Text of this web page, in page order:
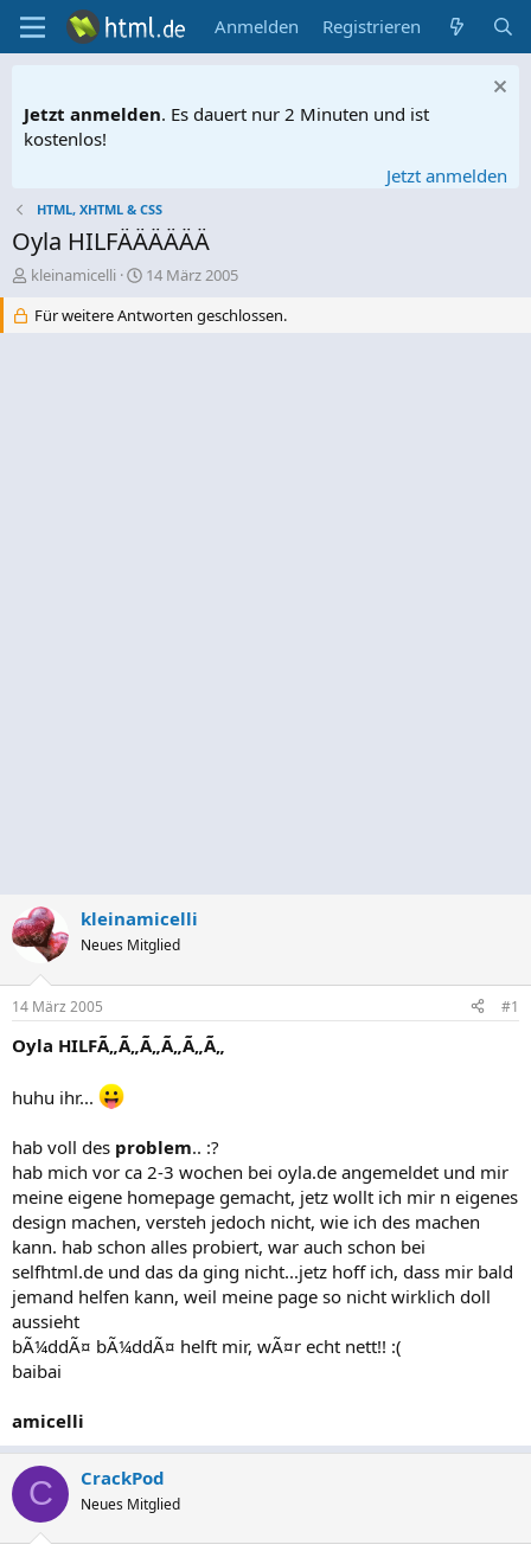
Anmelden Registrieren
Jetzt anmelden. Es dauert nur 2 Minuten und ist
kostenlos!
Jetzt anmelden
HTML, XHTML & CSS
Oyla HILFÄÄÄÄÄÄ
E
s
kleinamicelli
E
s
14 März 2005
Für weitere Antworten geschlossen.
kleinamicelli
Neues Mitglied
14 März 2005 #1
Oyla HILFÃ„Ã„Ã„Ã„Ã„Ã„
huhu ihr...
hab voll des problem.. :?
hab mich vor ca 2-3 wochen bei oyla.de angemeldet und mir
meine eigene homepage gemacht, jetz wollt ich mir n eigenes
design machen, versteh jedoch nicht, wie ich des machen
kann. hab schon alles probiert, war auch schon bei
selfhtml.de und das da ging nicht...jetz hoff ich, dass mir bald
jemand helfen kann, weil meine page so nicht wirklich doll
aussieht
bÃ¼ddÃ¤ bÃ¼ddÃ¤ helft mir, wÃ¤r echt nett!! :(
baibai
amicelli
C CrackPod
Neues Mitglied